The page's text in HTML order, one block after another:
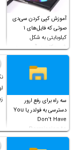
آموزش کپی کردن سی‌دی
صوتی که فایل‌های ۱
کیلوبایتی به شکل
شورت‌کات در آن موجود
است!
سه راه برای رفع ارور
دسترسی به فولدر یا You
Don’t Have
Permission to
Access this folder